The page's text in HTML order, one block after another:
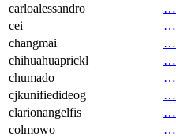
carloalessandro
…
cei
…
changmai
…
chihuahuaprickl
…
chumado
…
cjkunifiedideog
…
clarionangelfis
…
colmowo
…